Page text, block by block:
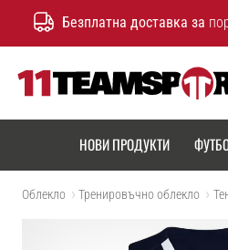
Безплатна доставка за
НОВИ ПРОДУКТИ
Облекло Тренировъчно облекло